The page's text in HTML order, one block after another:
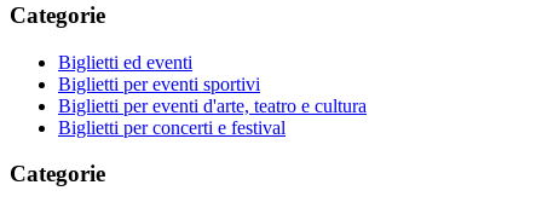
Categorie
Biglietti ed eventi
Biglietti per eventi sportivi
Biglietti per eventi d'arte, teatro e cultura
Biglietti per concerti e festival
Categorie